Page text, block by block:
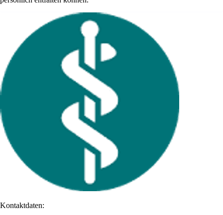
Kontaktdaten: